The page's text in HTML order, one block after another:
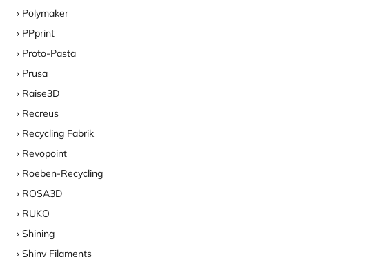
Polymaker
PPprint
Proto-Pasta
Prusa
Raise3D
Recreus
Recycling Fabrik
Revopoint
Roeben-Recycling
ROSA3D
RUKO
Shining
Shiny Filaments